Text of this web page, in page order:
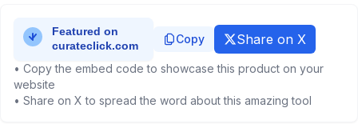
Copy Share on X
• Copy the embed code to showcase this product on your
website
• Share on X to spread the word about this amazing tool